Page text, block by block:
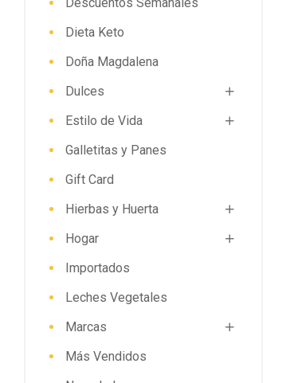
Dieta Keto
Doña Magdalena
Dulces
Estilo de Vida
Galletitas y Panes
Gift Card
Hierbas y Huerta
Hogar
Importados
Leches Vegetales
Marcas
Más Vendidos